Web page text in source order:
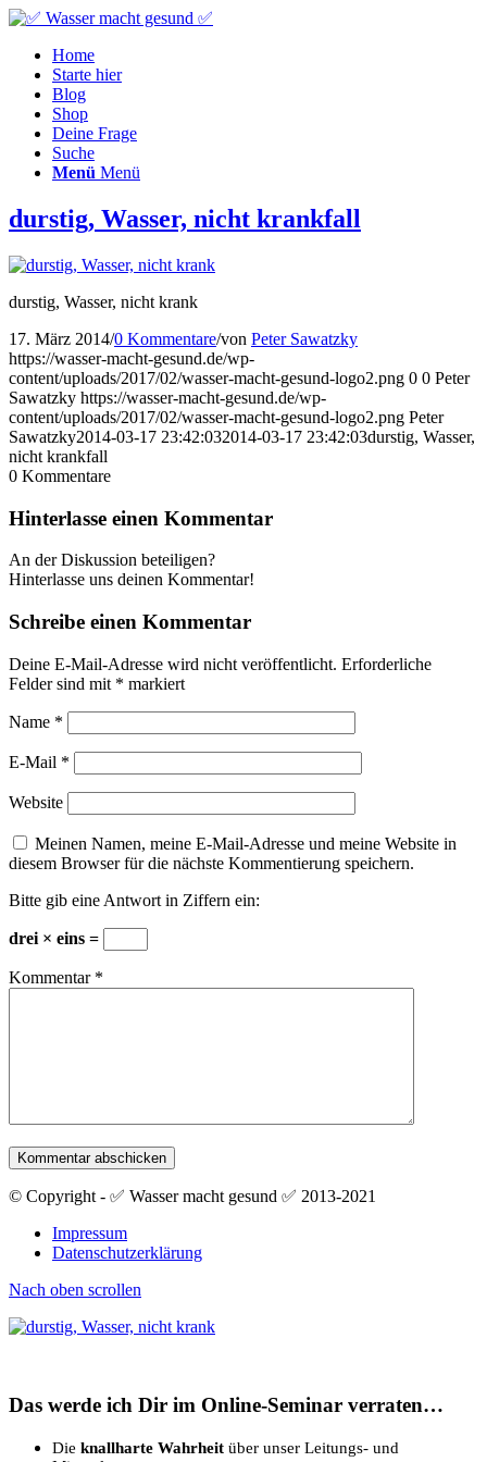
Home
Starte hier
Blog
Shop
Deine Frage
Suche
Menü Menü
durstig, Wasser, nicht krankfall
durstig, Wasser, nicht krank
17. März 2014/0 Kommentare/von Peter Sawatzky
https://wasser-macht-gesund.de/wp-
content/uploads/2017/02/wasser-macht-gesund-logo2.png 0 0 Peter
Sawatzky https://wasser-macht-gesund.de/wp-
content/uploads/2017/02/wasser-macht-gesund-logo2.png Peter
Sawatzky2014-03-17 23:42:032014-03-17 23:42:03durstig, Wasser,
nicht krankfall
0 Kommentare
Hinterlasse einen Kommentar
An der Diskussion beteiligen?
Hinterlasse uns deinen Kommentar!
Schreibe einen Kommentar
Deine E-Mail-Adresse wird nicht veröffentlicht. Erforderliche
Felder sind mit * markiert
Name *
E-Mail *
Website
Meinen Namen, meine E-Mail-Adresse und meine Website in
diesem Browser für die nächste Kommentierung speichern.
Bitte gib eine Antwort in Ziffern ein:
drei × eins =
Kommentar *
© Copyright - ✅ Wasser macht gesund ✅ 2013-2021
Impressum
Datenschutzerklärung
Nach oben scrollen
Das werde ich Dir im Online-Seminar verraten…
Die knallharte Wahrheit über unser Leitungs- und